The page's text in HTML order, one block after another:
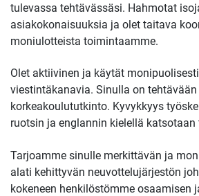
tulevassa tehtävässäsi. Hahmotat
asiakokonaisuuksia ja olet taitava
moniulotteista toimintaamme.
Olet aktiivinen ja käytät
viestintäkanavia. Sinulla on
korkeakoulututkinto. Kyvykkyys
ruotsin ja englannin kielellä katsotaan
Tarjoamme sinulle merkittävän ja
alati kehittyvän neuvottelujärjestön
kokeneen henkilöstömme osaamisen